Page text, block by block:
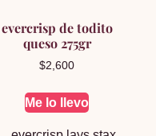
evercrisp de todito
queso 275gr
$2,600
Me lo llevo